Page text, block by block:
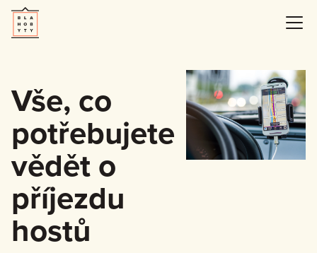
Vše, co
potřebujete
vědět o
příjezdu
hostů​